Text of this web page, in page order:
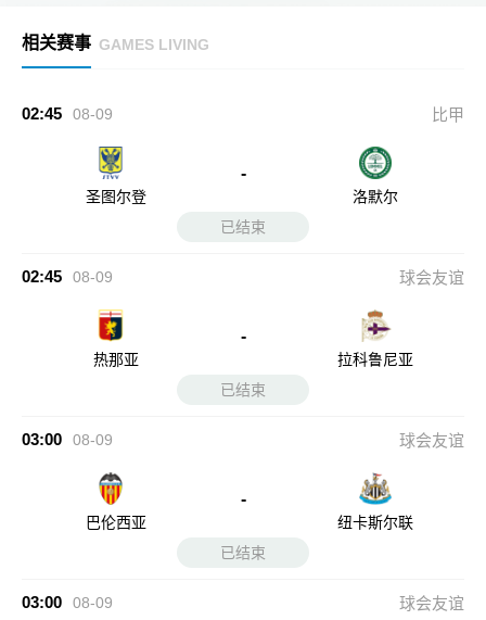
相关赛事 GAMES LIVING
02:45 08-09 比甲
圣图尔登
-
洛默尔
已结束
02:45 08-09 球会友谊
热那亚
-
拉科鲁尼亚
已结束
03:00 08-09 球会友谊
巴伦西亚
-
纽卡斯尔联
已结束
03:00 08-09 球会友谊